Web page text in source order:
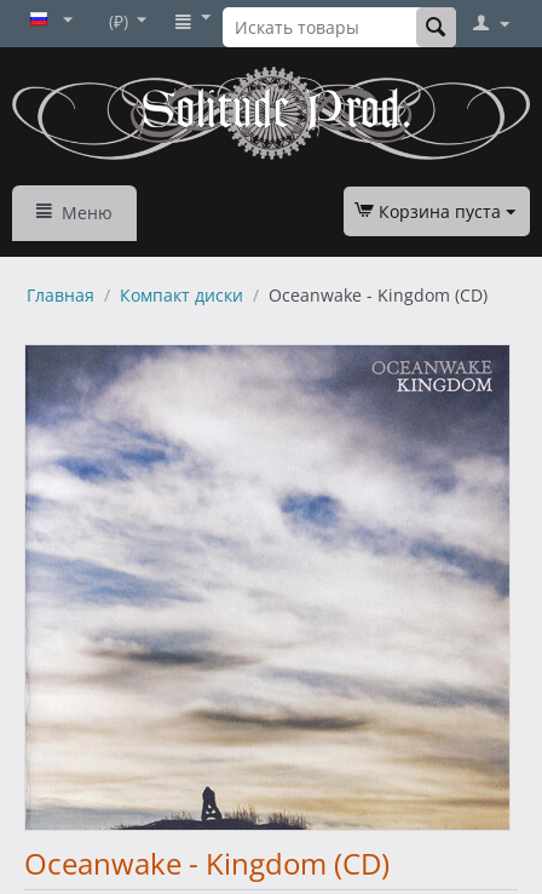
(₽)
Меню Корзина пуста
Главная / Компакт диски / Oceanwake - Kingdom (CD)
Oceanwake - Kingdom (CD)